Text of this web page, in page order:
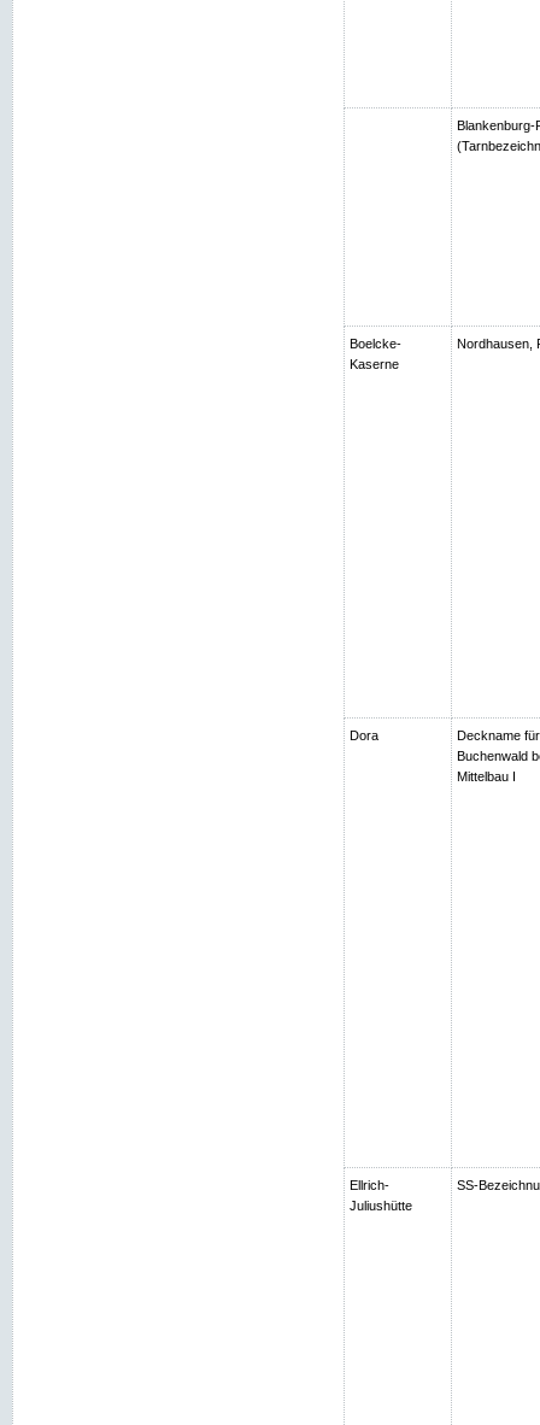
Blankenburg-
Boelcke-
Kaserne
Nordhausen,
Dora
Deckname
Buchenwald
Mittelbau I
Ellrich-
Juliushütte
SS-